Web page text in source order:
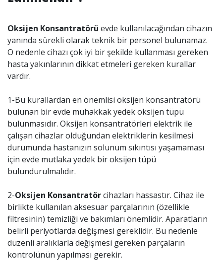
Oksijen Konsantratörü evde kullanılacağından cihazın
yanında sürekli olarak teknik bir personel bulunamaz.
O nedenle cihazı çok iyi bir şekilde kullanması gereken
hasta yakınlarının dikkat etmeleri gereken kurallar
vardır.
1-Bu kurallardan en önemlisi oksijen konsantratörü
bulunan bir evde muhakkak yedek oksijen tüpü
bulunmasıdır. Oksijen konsantratörleri elektrik ile
çalışan cihazlar olduğundan elektriklerin kesilmesi
durumunda hastanızın solunum sıkıntısı yaşamaması
için evde mutlaka yedek bir oksijen tüpü
bulundurulmalıdır.
2-Oksijen Konsantratörcihazları hassastır. Cihaz ile
birlikte kullanılan aksesuar parçalarının (özellikle
filtresinin) temizliği ve bakımları önemlidir. Aparatların
belirli periyotlarda değişmesi gereklidir. Bu nedenle
düzenli aralıklarla değişmesi gereken parçaların
kontrolünün yapılması gerekir.